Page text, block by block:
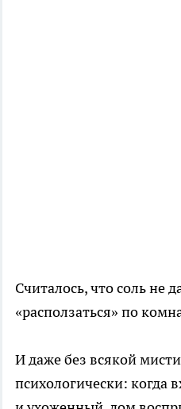
Считалось, что соль не
«расползаться» по
И даже без всякой
психологически: когда